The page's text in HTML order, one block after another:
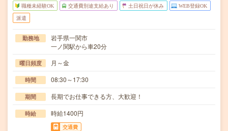
職種未経験OK 交通費別途支給あり 土日祝日が休み WEB登録OK
派遣
勤務地
岩手県一関市
一ノ関駅から車20分
曜日頻度 月～金
時間 08:30～17:30
期間 長期でお仕事できる方、大歓迎！
時給 時給1400円
交通費